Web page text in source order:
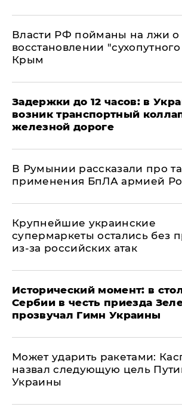
Власти РФ пойманы на лжи о
восстановлении
Крым
Задержки до 12 часов: в
возник транспортный
железной дороге
В Румынии рассказали про
применения БпЛА армией
Крупнейшие украинские
супермаркеты остались без
из-за российских атак
Исторический момент: в
Сербии в честь приезда
прозвучал Гимн Украины
Может ударить ракетами:
назвал следующую цель
Украины